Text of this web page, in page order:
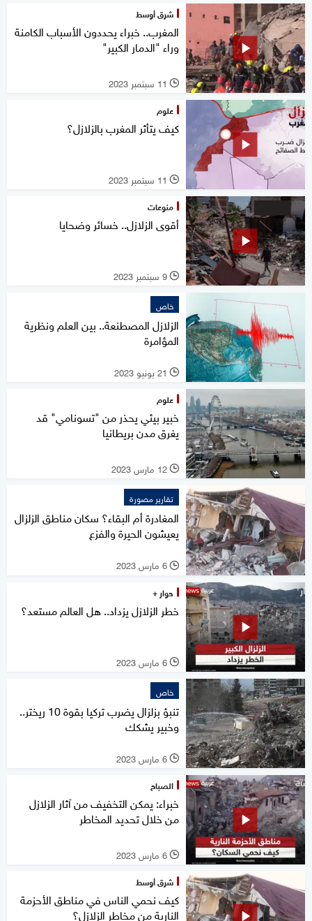
شرق أوسط
المغرب.. خبراء يحددون الأسباب الكامنة
وراء "الدمار الكبير"
l 11 سبتمبر 2023
علوم
كيف يتأثر المغرب بالزلازل؟
l 11 سبتمبر 2023
منوعات
أقوى الزلازل.. خسائر وضحايا
l 9 سبتمبر 2023
خاص
الزلازل المصطنعة.. بين العلم ونظرية
المؤامرة
l 21 يونيو 2023
علوم
خبير بيئي يحذر من "تسونامي" قد
يغرق مدن بريطانيا
l 12 مارس 2023
تقارير مصورة
المغادرة أم البقاء؟ سكان مناطق الزلزال
يعيشون الحيرة والفزع
l 6 مارس 2023
حوار +
خطر الزلازل يزداد.. هل العالم مستعد؟
l 6 مارس 2023
خاص
تنبؤ بزلزال يضرب تركيا بقوة 10 ريختر..
وخبير يشكك
l 6 مارس 2023
الصباح
خبراء: يمكن التخفيف من آثار الزلازل
من خلال تحديد المخاطر
l 6 مارس 2023
شرق أوسط
كيف نحمي الناس في مناطق الأحزمة
النارية من مخاطر الزلازل؟